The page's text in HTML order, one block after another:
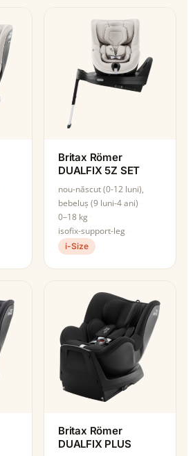
Britax Römer
DUALFIX 5Z SET
nou-născut (0-12 luni),
bebeluș (9 luni-4 ani)
0–18 kg
isofix-support-leg
i-Size
Britax Römer
DUALFIX PLUS